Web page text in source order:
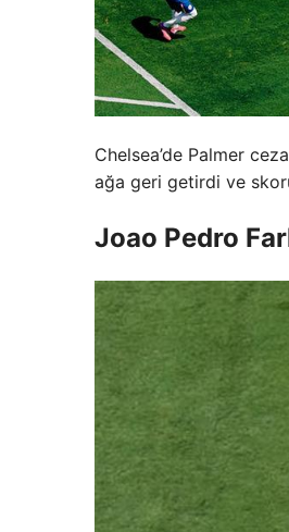
Chelsea’de Palmer
ağa geri getirdi ve
Joao Pedro